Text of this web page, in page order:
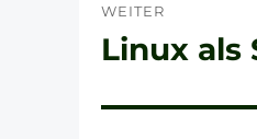
WEITER
Nächster
Linux als